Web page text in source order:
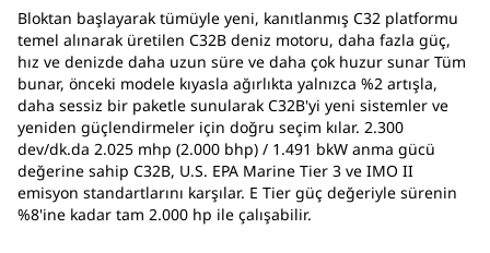
Bloktan başlayarak tümüyle yeni, kanıtlanmış C32 platformu
temel alınarak üretilen C32B deniz motoru, daha fazla güç,
hız ve denizde daha uzun süre ve daha çok huzur sunar Tüm
bunar, önceki modele kıyasla ağırlıkta yalnızca %2 artışla,
daha sessiz bir paketle sunularak C32B'yi yeni sistemler ve
yeniden güçlendirmeler için doğru seçim kılar. 2.300
dev/dk.da 2.025 mhp (2.000 bhp) / 1.491 bkW anma gücü
değerine sahip C32B, U.S. EPA Marine Tier 3 ve IMO II
emisyon standartlarını karşılar. E Tier güç değeriyle sürenin
%8'ine kadar tam 2.000 hp ile çalışabilir.